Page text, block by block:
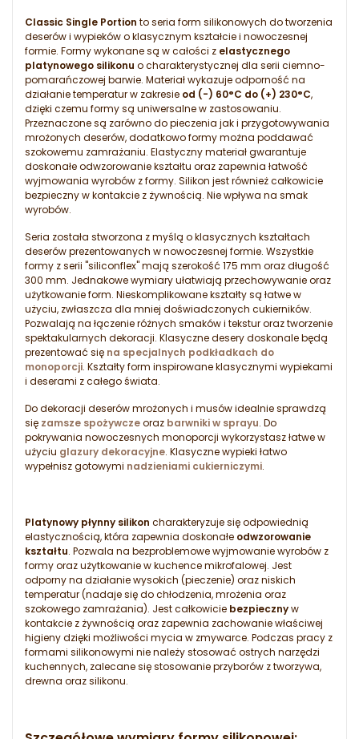
Classic Single Portion to seria form silikonowych do tworzenia
deserów i wypieków o klasycznym kształcie i nowoczesnej
formie. Formy wykonane są w całości z elastycznego
platynowego silikonu o charakterystycznej dla serii ciemno-
pomarańczowej barwie. Materiał wykazuje odporność na
działanie temperatur w zakresie od (-) 60°C do (+) 230°C,
dzięki czemu formy są uniwersalne w zastosowaniu.
Przeznaczone są zarówno do pieczenia jak i przygotowywania
mrożonych deserów, dodatkowo formy można poddawać
szokowemu zamrażaniu. Elastyczny materiał gwarantuje
doskonałe odwzorowanie kształtu oraz zapewnia łatwość
wyjmowania wyrobów z formy. Silikon jest również całkowicie
bezpieczny w kontakcie z żywnością. Nie wpływa na smak
wyrobów.
Seria została stworzona z myślą o klasycznych kształtach
deserów prezentowanych w nowoczesnej formie. Wszystkie
formy z serii "siliconflex" mają szerokość 175 mm oraz długość
300 mm. Jednakowe wymiary ułatwiają przechowywanie oraz
użytkowanie form. Nieskomplikowane kształty są łatwe w
użyciu, zwłaszcza dla mniej doświadczonych cukierników.
Pozwalają na łączenie różnych smaków i tekstur oraz tworzenie
spektakularnych dekoracji. Klasyczne desery doskonale będą
prezentować się na specjalnych podkładkach do
monoporcji. Kształty form inspirowane klasycznymi wypiekami
i deserami z całego świata.
Do dekoracji deserów mrożonych i musów idealnie sprawdzą
się zamsze spożywczeoraz barwniki w sprayu. Do
pokrywania nowoczesnych monoporcji wykorzystasz łatwe w
użyciu glazury dekoracyjne. Klasyczne wypieki łatwo
wypełnisz gotowymi nadzieniami cukierniczymi.
Platynowy płynny silikon charakteryzuje się odpowiednią
elastycznością, która zapewnia doskonałe odwzorowanie
kształtu. Pozwala na bezproblemowe wyjmowanie wyrobów z
formy oraz użytkowanie w kuchence mikrofalowej. Jest
odporny na działanie wysokich (pieczenie) oraz niskich
temperatur (nadaje się do chłodzenia, mrożenia oraz
szokowego zamrażania). Jest całkowicie bezpiecznyw
kontakcie z żywnością oraz zapewnia zachowanie właściwej
higieny dzięki możliwości mycia w zmywarce. Podczas pracy z
formami silikonowymi nie należy stosować ostrych narzędzi
kuchennych, zalecane się stosowanie przyborów z tworzywa,
drewna oraz silikonu.